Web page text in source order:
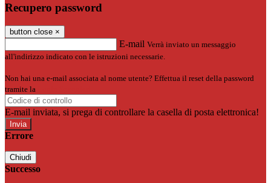
Recupero password
button close ×
E-mail Verrà inviato un messaggio
all'indirizzo indicato con le istruzioni necessarie.
Non hai una e-mail associata al nome utente? Effettua il reset della password
tramite la
E-mail inviata, si prega di controllare la casella di posta elettronica!
Errore
Chiudi
Successo